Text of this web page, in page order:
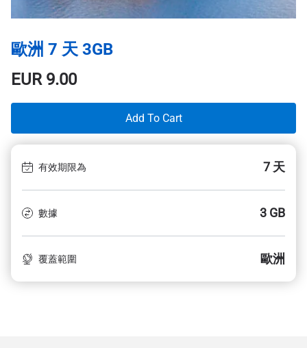
歐洲 7 天 3GB
EUR9.00
Add To Cart
有效期限為 7 天
數據 3 GB
覆蓋範圍 歐洲